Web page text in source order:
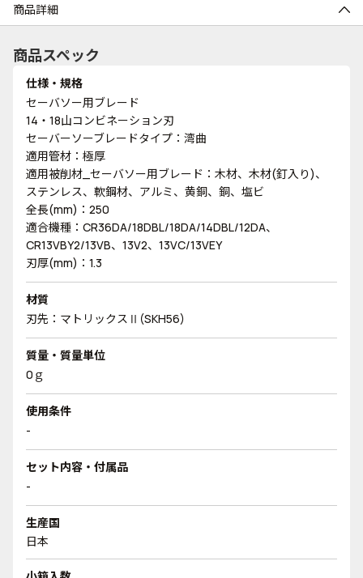
商品詳細
商品スペック
仕様・規格
セーバソー用ブレード
14・18山コンビネーション刃
セーバーソーブレードタイプ：湾曲
適用管材：極厚
適用被削材_セーバソー用ブレード：木材、木材(釘入り)、
ステンレス、軟鋼材、アルミ、黄銅、銅、塩ビ
全長(mm)：250
適合機種：CR36DA/18DBL/18DA/14DBL/12DA、
CR13VBY2/13VB、13V2、13VC/13VEY
刃厚(mm)：1.3
材質
刃先：マトリックスⅡ(SKH56)
質量・質量単位
0ｇ
使用条件
-
セット内容・付属品
-
生産国
日本